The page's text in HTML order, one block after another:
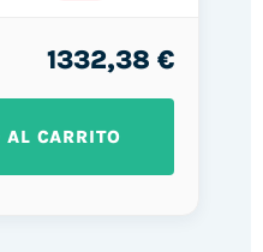
1332,38 €
CARRITO